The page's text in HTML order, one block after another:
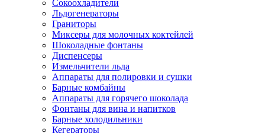
Сокоохладители
Льдогенераторы
Граниторы
Миксеры для молочных коктейлей
Шоколадные фонтаны
Диспенсеры
Измельчители льда
Аппараты для полировки и сушки
Барные комбайны
Аппараты для горячего шоколада
Фонтаны для вина и напитков
Барные холодильники
Кегераторы